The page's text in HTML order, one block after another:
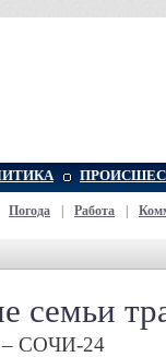
Погода Работа
семьи
– СОЧИ-24